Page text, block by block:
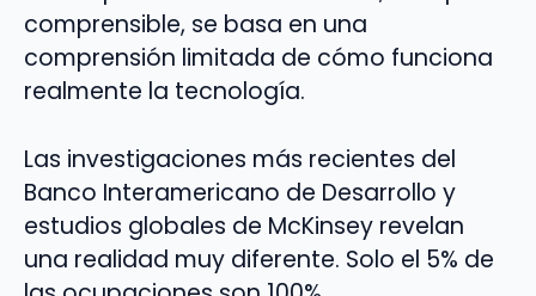
comprensible, se basa en una
comprensión limitada de cómo funciona
realmente la tecnología.
Las investigaciones más recientes del
Banco Interamericano de Desarrollo y
estudios globales de McKinsey revelan
una realidad muy diferente. Solo el 5% de